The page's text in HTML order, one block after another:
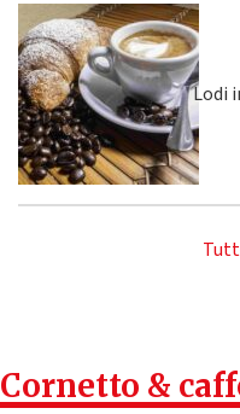
Lodi
Cornetto &